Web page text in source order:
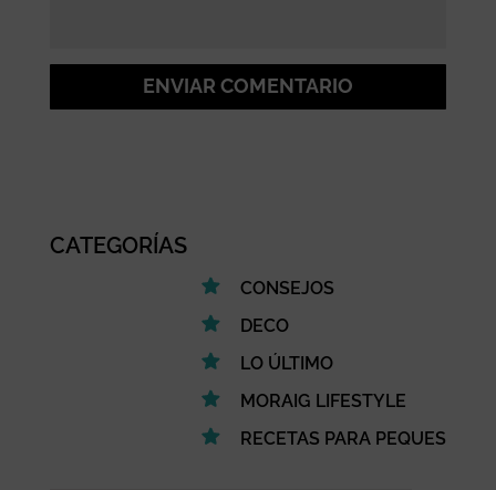
ENVIAR COMENTARIO
CATEGORÍAS
CONSEJOS
DECO
LO ÚLTIMO
MORAIG LIFESTYLE
RECETAS PARA PEQUES